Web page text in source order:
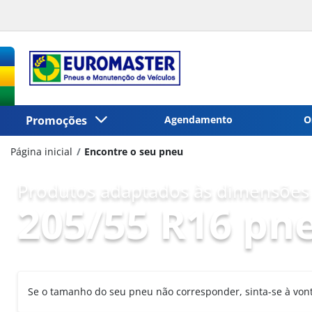
Promoções Agendamento
Página inicial Encontre o seu pneu
Produtos adaptados às dimensões
205/55 R16
Se o tamanho do seu pneu não corresponder, sinta-se à